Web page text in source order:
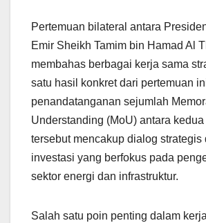
Pertemuan bilateral antara
Emir Sheikh Tamim bin Hamad Al
membahas berbagai kerja sama
satu hasil konkret dari pertemuan
penandatanganan sejumlah
Understanding (MoU) antara
tersebut mencakup dialog strategis
investasi yang berfokus pada
sektor energi dan infrastruktur.
Salah satu poin penting dalam